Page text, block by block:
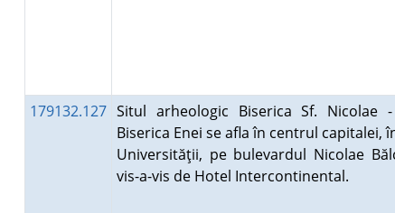
179132.127 Situl arheologic Biserica Sf. Nicolae
Biserica Enei se afla în centrul capitalei,
Universităţii, pe bulevardul Nicolae
vis-a-vis de Hotel Intercontinental.